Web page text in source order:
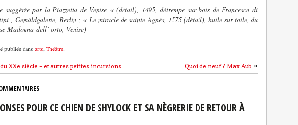
suggérée par la Piazzetta de Venise « (détail), 1495, détrempe sur bois de Francesco di
, Gemäldgalerie, Berlin ; « Le miracle de sainte Agnès, 1575 (détail), huile sur toile, du
Madonna dell’ orto, Venise)
publiée dans arts, Théâtre.
Quoi de neuf ? Max Aub »
XXe siècle – et autres petites incursions
POUR CE CHIEN DE SHYLOCK ET SA NÈGRERIE DE RETOUR À